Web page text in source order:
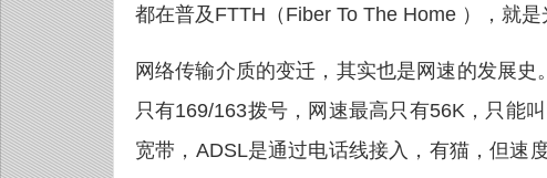
都在普及FTTH（Fiber To The Home ），就是
网络传输介质的变迁，其实也是网速的发展
只有169/163拨号，网速最高只有56K，只能
宽带，ADSL是通过电话线接入，有猫，但速